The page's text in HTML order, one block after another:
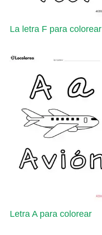
La letra F para colorear
Letra A para colorear